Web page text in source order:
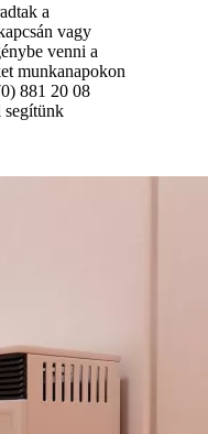
a
vagy
venni a
munkanapokon
881 20 08
segítünk